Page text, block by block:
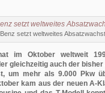
setzt weltweites
im Oktober weltweit
gleichzeitig auch der
um mehr als 9.000 Pkw
kam aus der neuen A-